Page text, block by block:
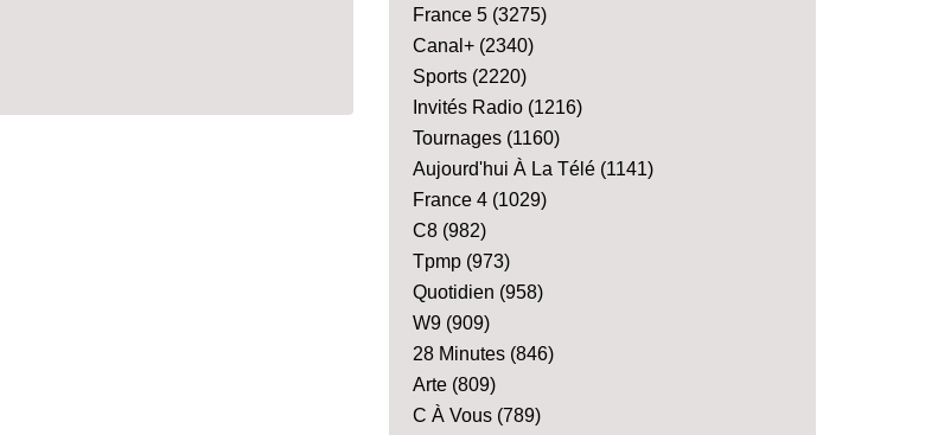
France 5 (3275)
Canal+ (2340)
Sports (2220)
Invités Radio (1216)
Tournages (1160)
Aujourd'hui À La Télé (1141)
France 4 (1029)
C8 (982)
Tpmp (973)
Quotidien (958)
W9 (909)
28 Minutes (846)
Arte (809)
C À Vous (789)